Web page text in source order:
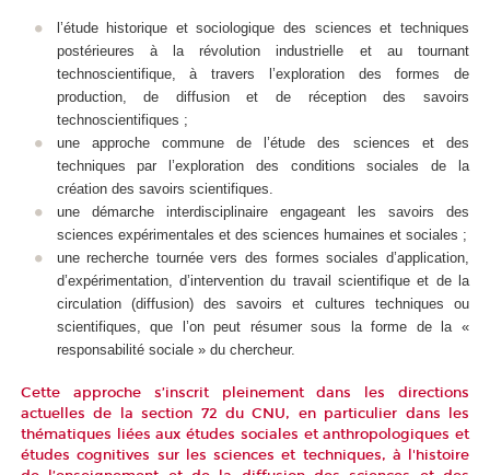
l’étude historique et sociologique des sciences et techniques
postérieures à la révolution industrielle et au tournant
technoscientifique, à travers l’exploration des formes de
production, de diffusion et de réception des savoirs
technoscientifiques ;
une approche commune de l’étude des sciences et des
techniques par l’exploration des conditions sociales de la
création des savoirs scientifiques.
une démarche interdisciplinaire engageant les savoirs des
sciences expérimentales et des sciences humaines et sociales ;
une recherche tournée vers des formes sociales d’application,
d’expérimentation, d’intervention du travail scientifique et de la
circulation (diffusion) des savoirs et cultures techniques ou
scientifiques, que l’on peut résumer sous la forme de la «
responsabilité sociale » du chercheur.
Cette approche s’inscrit pleinement dans les directions
actuelles de la section 72 du CNU, en particulier dans les
thématiques liées aux études sociales et anthropologiques et
études cognitives sur les sciences et techniques, à l'histoire